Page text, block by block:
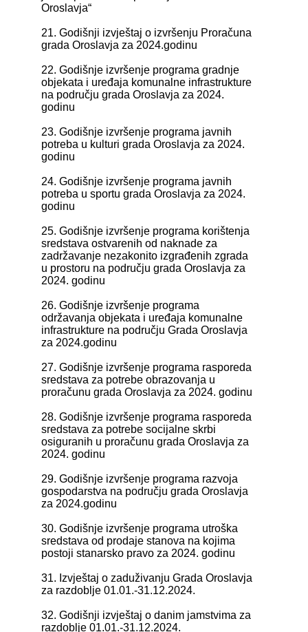
Oroslavja“
21. Godišnji izvještaj o izvršenju Proračuna
grada Oroslavja za 2024.godinu
22. Godišnje izvršenje programa gradnje
objekata i uređaja komunalne infrastrukture
na području grada Oroslavja za 2024.
godinu
23. Godišnje izvršenje programa javnih
potreba u kulturi grada Oroslavja za 2024.
godinu
24. Godišnje izvršenje programa javnih
potreba u sportu grada Oroslavja za 2024.
godinu
25. Godišnje izvršenje programa korištenja
sredstava ostvarenih od naknade za
zadržavanje nezakonito izgrađenih zgrada
u prostoru na području grada Oroslavja za
2024. godinu
26. Godišnje izvršenje programa
održavanja objekata i uređaja komunalne
infrastrukture na području Grada Oroslavja
za 2024.godinu
27. Godišnje izvršenje programa rasporeda
sredstava za potrebe obrazovanja u
proračunu grada Oroslavja za 2024. godinu
28. Godišnje izvršenje programa rasporeda
sredstava za potrebe socijalne skrbi
osiguranih u proračunu grada Oroslavja za
2024. godinu
29. Godišnje izvršenje programa razvoja
gospodarstva na području grada Oroslavja
za 2024.godinu
30. Godišnje izvršenje programa utroška
sredstava od prodaje stanova na kojima
postoji stanarsko pravo za 2024. godinu
31. Izvještaj o zaduživanju Grada Oroslavja
za razdoblje 01.01.-31.12.2024.
32. Godišnji izvještaj o danim jamstvima za
razdoblje 01.01.-31.12.2024.